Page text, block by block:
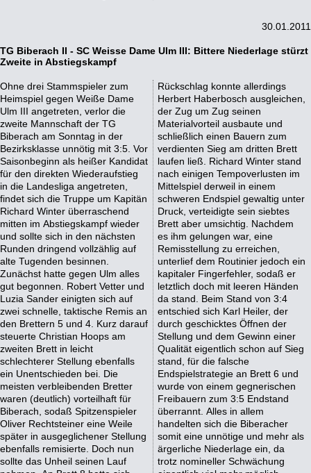
30.01.2011
TG Biberach II - SC Weisse Dame Ulm III: Bittere Niederlage stürzt
Zweite in Abstiegskampf
Ohne drei Stammspieler zum
Heimspiel gegen Weiße Dame
Ulm III angetreten, verlor die
zweite Mannschaft der TG
Biberach am Sonntag in der
Bezirksklasse unnötig mit 3:5. Vor
Saisonbeginn als heißer Kandidat
für den direkten Wiederaufstieg
in die Landesliga angetreten,
findet sich die Truppe um Kapitän
Richard Winter überraschend
mitten im Abstiegskampf wieder
und sollte sich in den nächsten
Runden dringend vollzählig auf
alte Tugenden besinnen.
Zunächst hatte gegen Ulm alles
gut begonnen. Robert Vetter und
Luzia Sander einigten sich auf
zwei schnelle, taktische Remis an
den Brettern 5 und 4. Kurz darauf
steuerte Christian Hoops am
zweiten Brett in leicht
schlechterer Stellung ebenfalls
ein Unentschieden bei. Die
meisten verbleibenden Bretter
waren (deutlich) vorteilhaft für
Biberach, sodaß Spitzenspieler
Oliver Rechtsteiner eine Weile
später in ausgeglichener Stellung
ebenfalls remisierte. Doch nun
sollte das Unheil seinen Lauf
Rückschlag konnte allerdings
Herbert Haberbosch ausgleichen,
der Zug um Zug seinen
Materialvorteil ausbaute und
schließlich einen Bauern zum
verdienten Sieg am dritten Brett
laufen ließ. Richard Winter stand
nach einigen Tempoverlusten im
Mittelspiel derweil in einem
schweren Endspiel gewaltig unter
Druck, verteidigte sein siebtes
Brett aber umsichtig. Nachdem
es ihm gelungen war, eine
Remisstellung zu erreichen,
unterlief dem Routinier jedoch ein
kapitaler Fingerfehler, sodaß er
letztlich doch mit leeren Händen
da stand. Beim Stand von 3:4
entschied sich Karl Heiler, der
durch geschicktes Öffnen der
Stellung und dem Gewinn einer
Qualität eigentlich schon auf Sieg
stand, für die falsche
Endspielstrategie an Brett 6 und
wurde von einem gegnerischen
Freibauern zum 3:5 Endstand
überrannt. Alles in allem
handelten sich die Biberacher
somit eine unnötige und mehr als
ärgerliche Niederlage ein, da
trotz nomineller Schwächung